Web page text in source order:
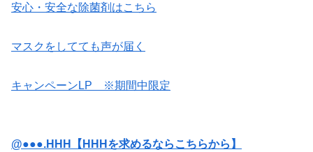
安心・安全な除菌剤はこちら
マスクをしてても声が届く
キャンペーンLP ※期間中限定
@●●●.HHH【HHHを求めるならこちらから】